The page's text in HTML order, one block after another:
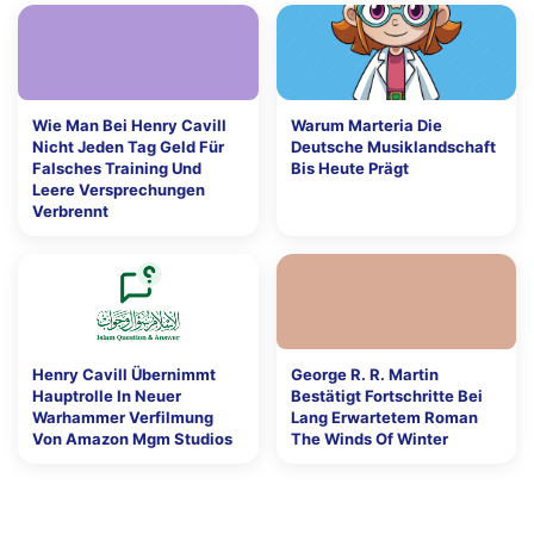
Wie Man Bei Henry Cavill
Nicht Jeden Tag Geld Für
Falsches Training Und
Leere Versprechungen
Verbrennt
Warum Marteria Die
Deutsche Musiklandschaft
Bis Heute Prägt
Henry Cavill Übernimmt
Hauptrolle In Neuer
Warhammer Verfilmung
Von Amazon Mgm Studios
George R. R. Martin
Bestätigt Fortschritte Bei
Lang Erwartetem Roman
The Winds Of Winter